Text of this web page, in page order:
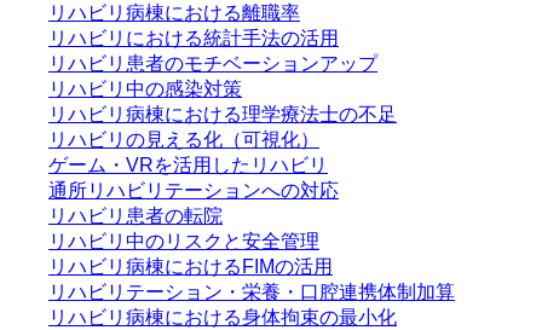
リハビリ病棟における離職率
リハビリにおける統計手法の活用
リハビリ患者のモチベーションアップ
リハビリ中の感染対策
リハビリ病棟における理学療法士の不足
リハビリの見える化（可視化）
ゲーム・VRを活用したリハビリ
通所リハビリテーションへの対応
リハビリ患者の転院
リハビリ中のリスクと安全管理
リハビリ病棟におけるFIMの活用
リハビリテーション・栄養・口腔連携体制加算
リハビリ病棟における身体拘束の最小化